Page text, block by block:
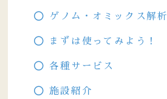
ゲノム・オミックス解析
まずは使ってみよう！
各種サービス
施設紹介